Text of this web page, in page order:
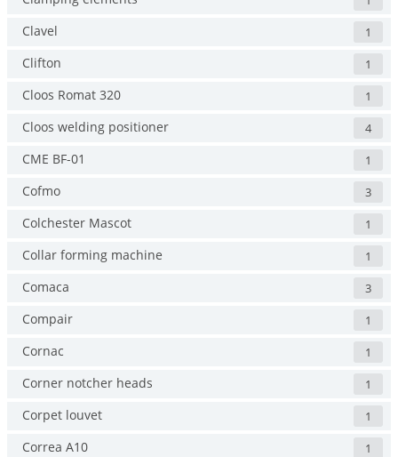
Clavel 1
Clifton 1
Cloos Romat 320 1
Cloos welding positioner 4
CME BF-01 1
Cofmo 3
Colchester Mascot 1
Collar forming machine 1
Comaca 3
Compair 1
Cornac 1
Corner notcher heads 1
Corpet louvet 1
Correa A10 1